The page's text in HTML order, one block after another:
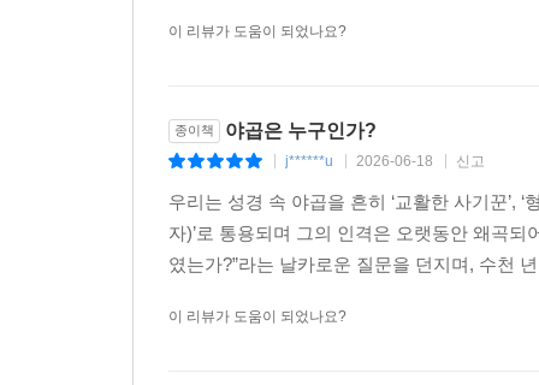
‘이스라엘’이라는 이름은 야곱에게만 주어지고,
이처럼 야곱의 진짜 복은 아내, 재산, 자녀가 아
엘’이라는 이름입니다. 그 외에 부인, 아내, 자녀
--- pp.252-253
이 리뷰가 도움이 되었나요?
종이책 야곱은 누구인가?
j******u 2026-06-18 신고
우리는 성경 속 야곱을 흔히 ‘교활한 사기꾼’,
자)’로 통용되며 그의 인격은 오랫동안 왜곡
였는가?”라는 날카로운 질문을 던지며, 수천
이 리뷰가 도움이 되었나요?